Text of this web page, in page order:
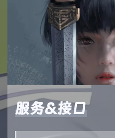
服务&接口